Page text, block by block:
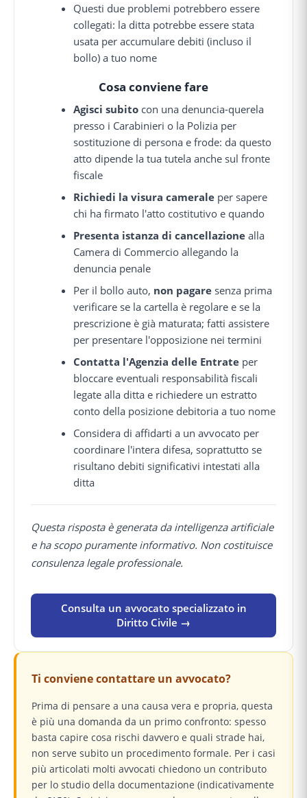
Questi due problemi potrebbero essere
collegati: la ditta potrebbe essere stata
usata per accumulare debiti (incluso il
bollo) a tuo nome
Cosa conviene fare
Agisci subito con una denuncia-querela
presso i Carabinieri o la Polizia per
sostituzione di persona e frode: da questo
atto dipende la tua tutela anche sul fronte
fiscale
Richiedi la visura camerale per sapere
chi ha firmato l'atto costitutivo e quando
Presenta istanza di cancellazione alla
Camera di Commercio allegando la
denuncia penale
Per il bollo auto, non pagare senza prima
verificare se la cartella è regolare e se la
prescrizione è già maturata; fatti assistere
per presentare l'opposizione nei termini
Contatta l'Agenzia delle Entrate per
bloccare eventuali responsabilità fiscali
legate alla ditta e richiedere un estratto
conto della posizione debitoria a tuo nome
Considera di affidarti a un avvocato per
coordinare l'intera difesa, soprattutto se
risultano debiti significativi intestati alla
ditta
Questa risposta è generata da intelligenza artificiale
e ha scopo puramente informativo. Non costituisce
consulenza legale professionale.
Consulta un avvocato specializzato in
Diritto Civile →
Ti conviene contattare un avvocato?
Prima di pensare a una causa vera e propria, questa
è più una domanda da un primo confronto: spesso
basta capire cosa rischi davvero e quali strade hai,
non serve subito un procedimento formale. Per i casi
più articolati molti avvocati chiedono un contributo
per lo studio della documentazione (indicativamente